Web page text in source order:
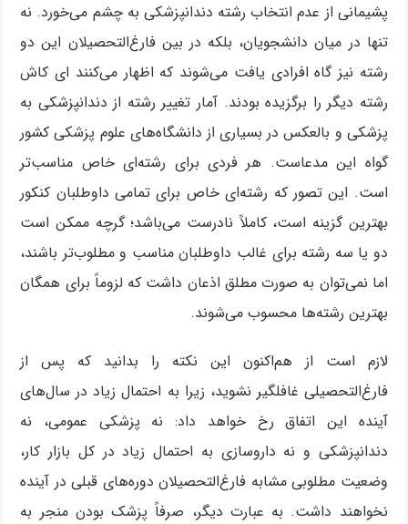
پشیمانی از عدم انتخاب رشته دندانپزشکی به چشم می‌خورد. نه
تنها در میان دانشجویان، بلکه در بین فارغ‌التحصیلان این دو
رشته نیز گاه افرادی یافت می‌شوند که اظهار می‌کنند ای کاش
رشته دیگر را برگزیده بودند. آمار تغییر رشته از دندانپزشکی به
پزشکی و بالعکس در بسیاری از دانشگاه‌های علوم پزشکی کشور
گواه این مدعاست. هر فردی برای رشته‌ای خاص مناسب‌تر
است. این تصور که رشته‌ای خاص برای تمامی داوطلبان کنکور
بهترین گزینه است، کاملاً نادرست می‌باشد؛ گرچه ممکن است
دو یا سه رشته برای غالب داوطلبان مناسب و مطلوب‌تر باشند،
اما نمی‌توان به صورت مطلق اذعان داشت که لزوماً برای همگان
بهترین رشته‌ها محسوب می‌شوند.
لازم است از هم‌اکنون این نکته را بدانید که پس از
فارغ‌التحصیلی غافلگیر نشوید، زیرا به احتمال زیاد در سال‌های
آینده این اتفاق رخ خواهد داد: نه پزشکی عمومی، نه
دندانپزشکی و نه داروسازی به احتمال زیاد در کل بازار کار،
وضعیت مطلوبی مشابه فارغ‌التحصیلان دوره‌های قبلی در آینده
نخواهند داشت. به عبارت دیگر، صرفاً پزشک بودن منجر به